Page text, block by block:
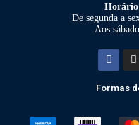
De segunda a
Aos
Formas